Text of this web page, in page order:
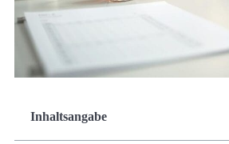
Inhaltsangabe